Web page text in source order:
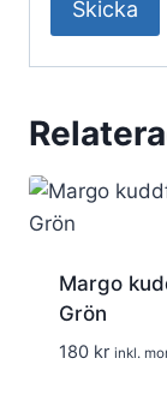
Margo
Grön
180 kr inkl.